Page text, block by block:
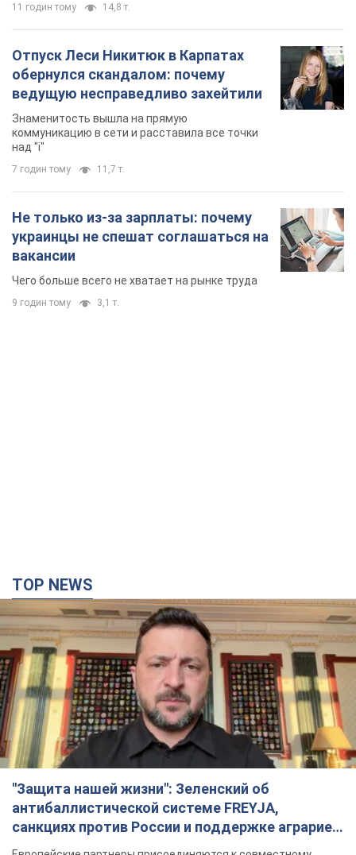
11 годин тому 14,8 т.
Отпуск Леси Никитюк в Карпатах
обернулся скандалом: почему
ведущую несправедливо захейтили
Знаменитость вышла на прямую
коммуникацию в сети и расставила все точки
над "i"
7 годин тому 11,7 т.
Не только из-за зарплаты: почему
украинцы не спешат соглашаться на
вакансии
Чего больше всего не хватает на рынке труда
9 годин тому 3,1 т.
TOP NEWS
"Защита нашей жизни": Зеленский об
антибаллистической системе FREYJA,
санкциях против России и поддержке аграриев.
Видео